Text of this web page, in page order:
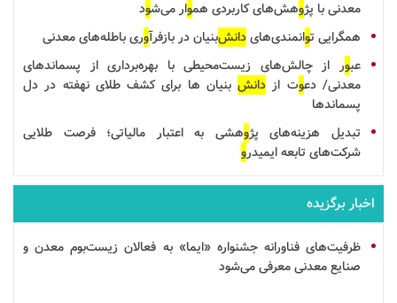
معدنی با پژوهش‌های کاربردی هموار می‌شود
همگرایی توانمندی‌هایدانش‌بنیاندربازفرآوریباطله‌های معدنی
عبور از چالش‌های زیست‌محیطی با بهره‌برداری از پسماندهای
معدنی/ دعوت از دانشبنیان ها برای کشف طلای نهفته در دل
پسماندها
تبدیل هزینه‌های پژوهشی به اعتبار مالیاتی؛ فرصت طلایی
شرکت‌های تابعه ایمیدرو
اخبار برگزیده
ظرفیت‌های فناورانه جشنواره «ایما» به فعالان زیست‌بوم معدن و
صنایع معدنی معرفی می‌شود